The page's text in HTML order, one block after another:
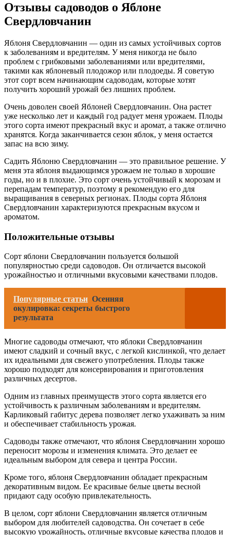
Отзывы садоводов о Яблоне
Свердловчанин
Яблоня Свердловчанин — один из самых устойчивых сортов
к заболеваниям и вредителям. У меня никогда не было
проблем с грибковыми заболеваниями или вредителями,
такими как яблоневый плодожор или плодоеды. Я советую
этот сорт всем начинающим садоводам, которые хотят
получить хороший урожай без лишних проблем.
Очень доволен своей Яблоней Свердловчанин. Она растет
уже несколько лет и каждый год радует меня урожаем. Плоды
этого сорта имеют прекрасный вкус и аромат, а также отлично
хранятся. Когда заканчивается сезон яблок, у меня остается
запас на всю зиму.
Садить Яблоню Свердловчанин — это правильное решение. У
меня эта яблоня выдающимся урожаем не только в хорошие
годы, но и в плохие. Это сорт очень устойчивый к морозам и
перепадам температур, поэтому я рекомендую его для
выращивания в северных регионах. Плоды сорта Яблоня
Свердловчанин характеризуются прекрасным вкусом и
ароматом.
Положительные отзывы
Сорт яблони Свердловчанин пользуется большой
популярностью среди садоводов. Он отличается высокой
урожайностью и отличными вкусовыми качествами плодов.
Популярные статьи Осенняя
окулировка: секреты быстрого
результата
Многие садоводы отмечают, что яблоки Свердловчанин
имеют сладкий и сочный вкус, с легкой кислинкой, что делает
их идеальными для свежего употребления. Плоды также
хорошо подходят для консервирования и приготовления
различных десертов.
Одним из главных преимуществ этого сорта является его
устойчивость к различным заболеваниям и вредителям.
Карликовый габитус дерева позволяет легко ухаживать за ним
и обеспечивает стабильность урожая.
Садоводы также отмечают, что яблоня Свердловчанин хорошо
переносит морозы и изменения климата. Это делает ее
идеальным выбором для севера и центра России.
Кроме того, яблоня Свердловчанин обладает прекрасным
декоративным видом. Ее красивые белые цветы весной
придают саду особую привлекательность.
В целом, сорт яблони Свердловчанин является отличным
выбором для любителей садоводства. Он сочетает в себе
высокую урожайность, отличные вкусовые качества плодов и